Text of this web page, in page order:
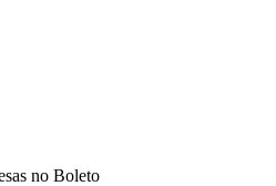
no Boleto